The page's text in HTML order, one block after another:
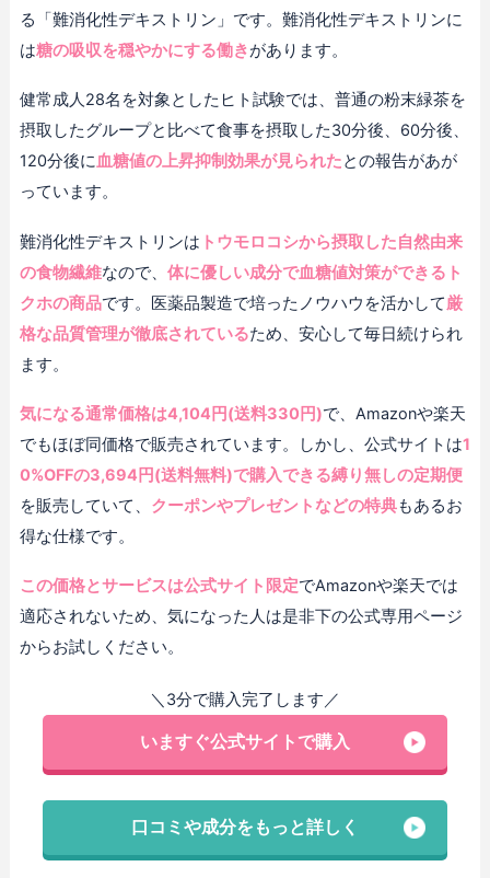
る「難消化性デキストリン」です。難消化性デキストリンに
は糖の吸収を穏やかにする働きがあります。
健常成人28名を対象としたヒト試験では、普通の粉末緑茶を
摂取したグループと比べて食事を摂取した30分後、60分後、
120分後に血糖値の上昇抑制効果が見られたとの報告があが
っています。
難消化性デキストリンは トウモロコシから摂取した自然由来
の食物繊維なので、 体に優しい成分で血糖値対策ができるト
クホの商品です。医薬品製造で培ったノウハウを活かして厳
格な品質管理が徹底されているため、安心して毎日続けられ
ます。
気になる通常価格は4,104円(送料330円)で、Amazonや楽天
でもほぼ同価格で販売されています。しかし、公式サイトは1
0%OFFの3,694円(送料無料)で購入できる縛り無しの定期便
を販売していて、 クーポンやプレゼントなどの特典もあるお
得な仕様です。
この価格とサービスは公式サイト限定でAmazonや楽天では
適応されないため、気になった人は是非下の公式専用ページ
からお試しください。
＼3分で購入完了します／
いますぐ公式サイトで購入
口コミや成分をもっと詳しく